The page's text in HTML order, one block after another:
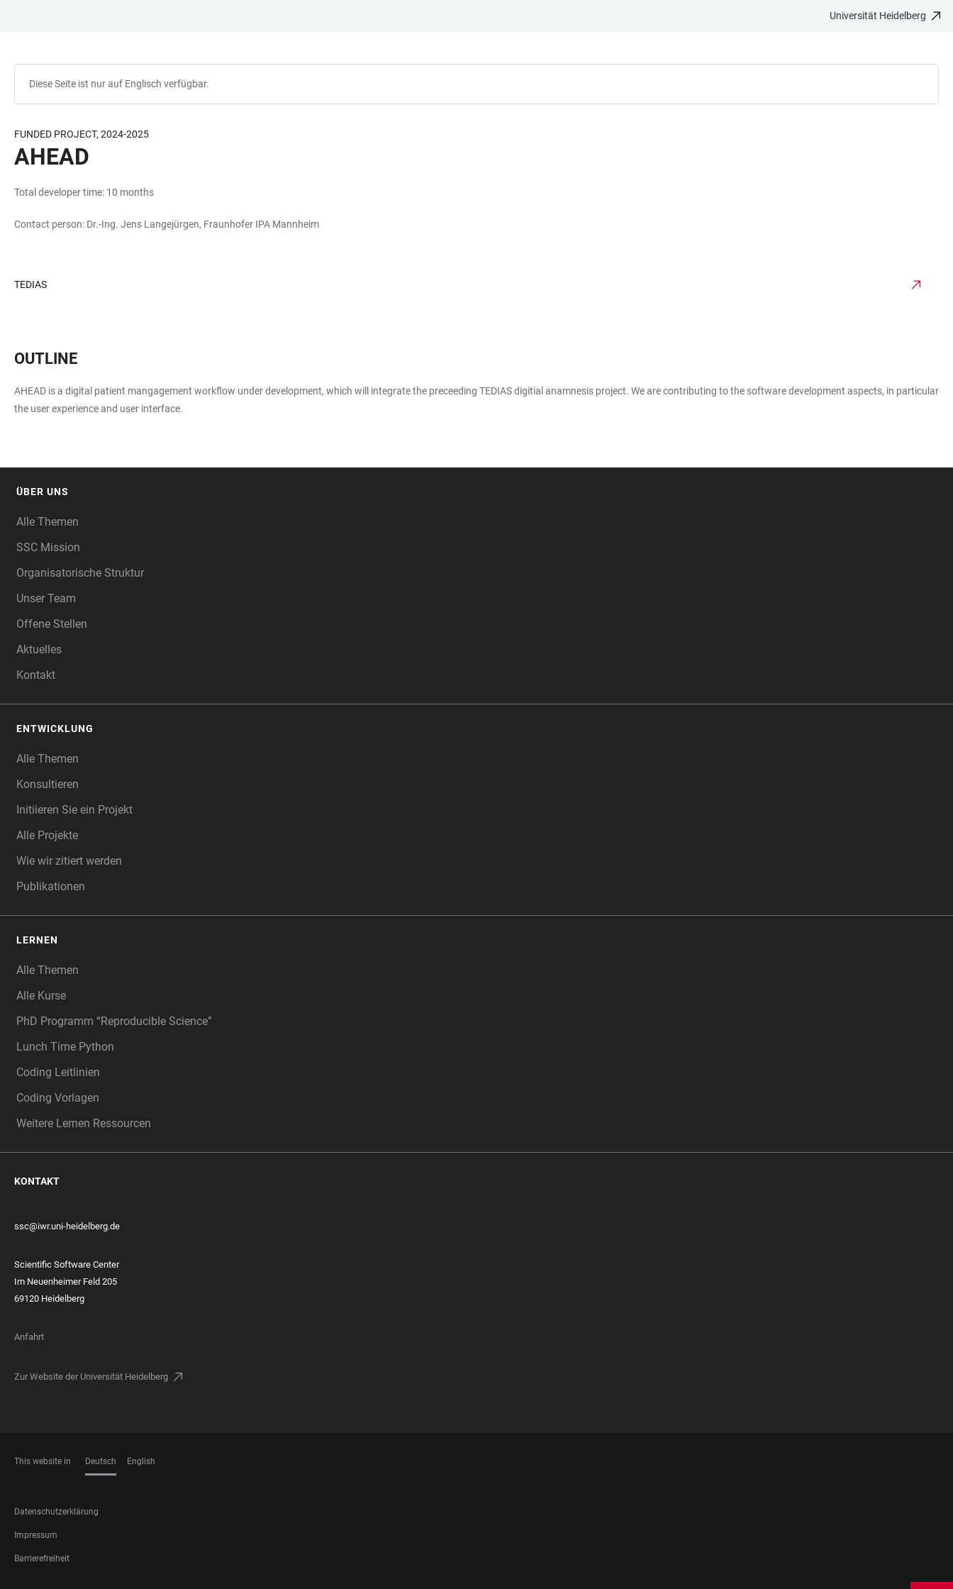
Universität Heidelberg
Diese Seite ist nur auf Englisch verfügbar.
FUNDED PROJECT, 2024-2025
AHEAD
Total developer time: 10 months
Contact person: Dr.-Ing. Jens Langejürgen, Fraunhofer IPA Mannheim
TEDIAS
OUTLINE
AHEAD is a digital patient mangagement workflow under development, which will integrate the preceeding TEDIAS digitial anamnesis project. We are contributing to the software development aspects, in particular
the user experience and user interface.
ÜBER UNS
Alle Themen
SSC Mission
Organisatorische Struktur
Unser Team
Offene Stellen
Aktuelles
Kontakt
ENTWICKLUNG
Alle Themen
Konsultieren
Initiieren Sie ein Projekt
Alle Projekte
Wie wir zitiert werden
Publikationen
LERNEN
Alle Themen
Alle Kurse
PhD Programm “Reproducible Science”
Lunch Time Python
Coding Leitlinien
Coding Vorlagen
Weitere Lernen Ressourcen
KONTAKT
ssc@iwr.uni-heidelberg.de
Scientific Software Center
Im Neuenheimer Feld 205
69120 Heidelberg
Anfahrt
Zur Website der Universität Heidelberg
This website in Deutsch English
FOOTER
LEGAL
Datenschutzerklärung
Impressum
Barrierefreiheit